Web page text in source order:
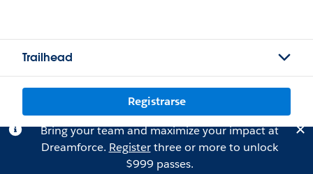
Trailhead
Registrarse
Bring your team and maximize your impact at
Dreamforce. Registerthree or more to unlock
$999 passes.